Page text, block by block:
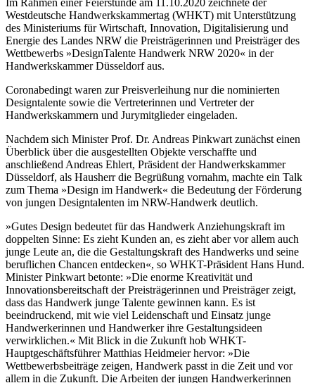
Westdeutsche Handwerkskammertag (WHKT) mit Unterstützung
des Ministeriums für Wirtschaft, Innovation, Digitalisierung und
Energie des Landes NRW die Preisträgerinnen und Preisträger des
Wettbewerbs »DesignTalente Handwerk NRW 2020« in der
Handwerkskammer Düsseldorf aus.
Coronabedingt waren zur Preisverleihung nur die nominierten
Designtalente sowie die Vertreterinnen und Vertreter der
Handwerkskammern und Jurymitglieder eingeladen.
Nachdem sich Minister Prof. Dr. Andreas Pinkwart zunächst einen
Überblick über die ausgestellten Objekte verschaffte und
anschließend Andreas Ehlert, Präsident der Handwerkskammer
Düsseldorf, als Hausherr die Begrüßung vornahm, machte ein Talk
zum Thema »Design im Handwerk« die Bedeutung der Förderung
von jungen Designtalenten im NRW-Handwerk deutlich.
»Gutes Design bedeutet für das Handwerk Anziehungskraft im
doppelten Sinne: Es zieht Kunden an, es zieht aber vor allem auch
junge Leute an, die die Gestaltungskraft des Handwerks und seine
beruflichen Chancen entdecken«, so WHKT-Präsident Hans Hund.
Minister Pinkwart betonte: »Die enorme Kreativität und
Innovationsbereitschaft der Preisträgerinnen und Preisträger zeigt,
dass das Handwerk junge Talente gewinnen kann. Es ist
beeindruckend, mit wie viel Leidenschaft und Einsatz junge
Handwerkerinnen und Handwerker ihre Gestaltungsideen
verwirklichen.« Mit Blick in die Zukunft hob WHKT-
Hauptgeschäftsführer Matthias Heidmeier hervor: »Die
Wettbewerbsbeiträge zeigen, Handwerk passt in die Zeit und vor
allem in die Zukunft. Die Arbeiten der jungen Handwerkerinnen